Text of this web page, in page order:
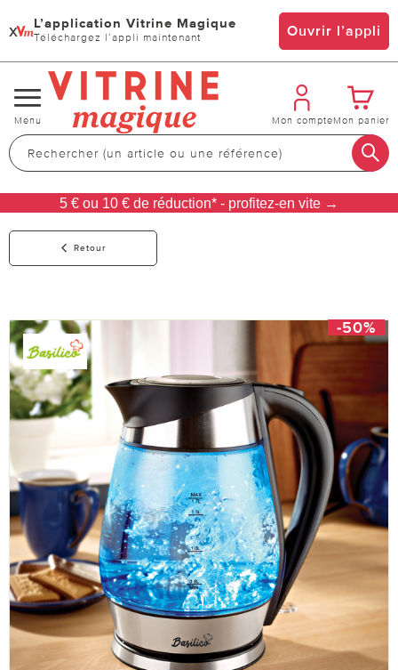
x L’application Vitrine Magique
Téléchargez l’appli maintenant Ouvrir l’appli
Changer
de
navigation
Menu Mon compteMon panier
5 € ou 10 € de réduction* - profitez-en vite →
Retour
-50%